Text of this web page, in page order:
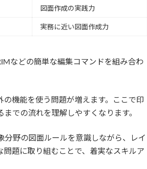
図面作成の実践力
実務に近い図面作成力
などの簡単な編集コマンドを組み合わ
機能を使う問題が増えます。ここで印
での流れを理解しやすくなります。
野の図面ルールを意識しながら、レイ
題に取り組むことで、着実なスキルア